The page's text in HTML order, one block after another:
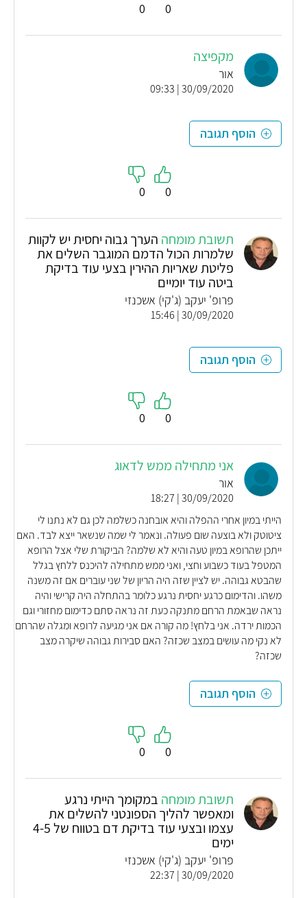
0
0
מקפיצה
אור
30/09/2020 | 09:33
הוסף תגובה
0
0
תשובת מומחה הערך גבוה יחסית יש לקוות
שלמרות הכול הדמם המוגבר השלים את
פליטת שאריות ההירין בצעי עוד בדיקת
ביטה עוד יומיים
פרופ' יעקב (ג'קי) אשכנזי
30/09/2020 | 15:46
הוסף תגובה
0
0
אני מתחילה ממש לדאוג
אור
30/09/2020 | 18:27
הייתי במיון אחרי ההפלה והיא אובחנה כשלמה לכן גם לא נתנו לי
ציטוטק ולא בוצעה שום פעולה. ונאמר לי שמה שנשאר ייצא לבד. האם
ייתכן שהרופא במיון טעה והיא לא שלמה? הביקורת שלי אצל הרופא
המטפל בעוד כשבוע וחצי, ואני ממש מתחילה להיכנס ללחץ בגלל
שהבטא גבוהה. יש לציין שזה היה הריון של שני עוברים אם זה משנה
משהו. והדימום כרגע יחסית נרגע כלומר בהתחלה היה קרישי והיה
נראה שבאמת הרחם מתנקה כעת זה נראה סתם כדימום מחזורי וגם
הכמות ירדה. אני בלחץ! מה קורה אם אני מגיעה לרופא ומגלה שהרחם
לא נקי מה עושים במצב שכזה? האם סבירות גבוהה שיקרה מצב
שכזה?
הוסף תגובה
0
0
תשובת מומחה במקומך הייתי נרגע
ומאפשר להליך הספונטני להשלים את
עצמו ובצעי עוד בדיקת דם בטווח של 4-5
ימים
פרופ' יעקב (ג'קי) אשכנזי
30/09/2020 | 22:37